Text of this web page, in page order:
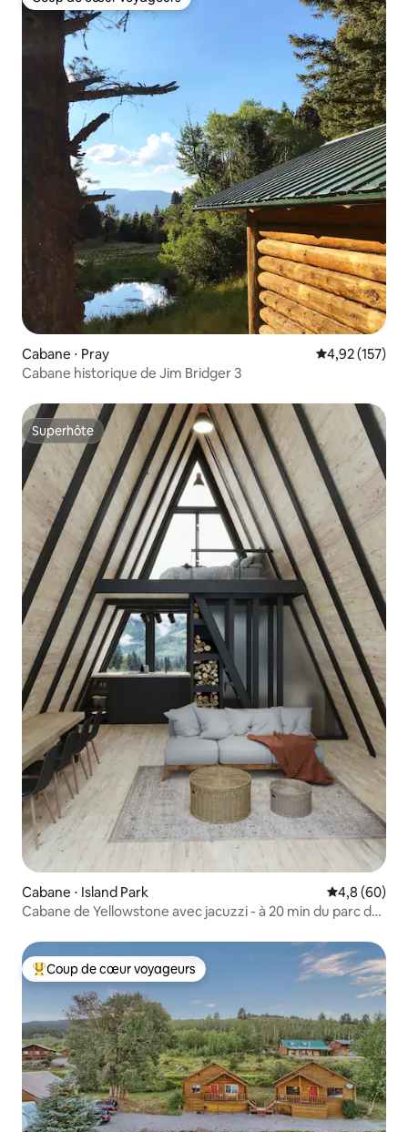
Coup de cœur voyageurs
Cabane ⋅ Pray Évaluation
4,92 (157)
Cabane historique de Jim Bridger 3
Superhôte
Superhôte
Cabane ⋅ Island Park Évaluation
4,8 (60)
Cabane de Yellowstone avec jacuzzi - à 20 min du parc de
Coups de cœur voyageurs les plus appréciés
Coup de cœur voyageurs